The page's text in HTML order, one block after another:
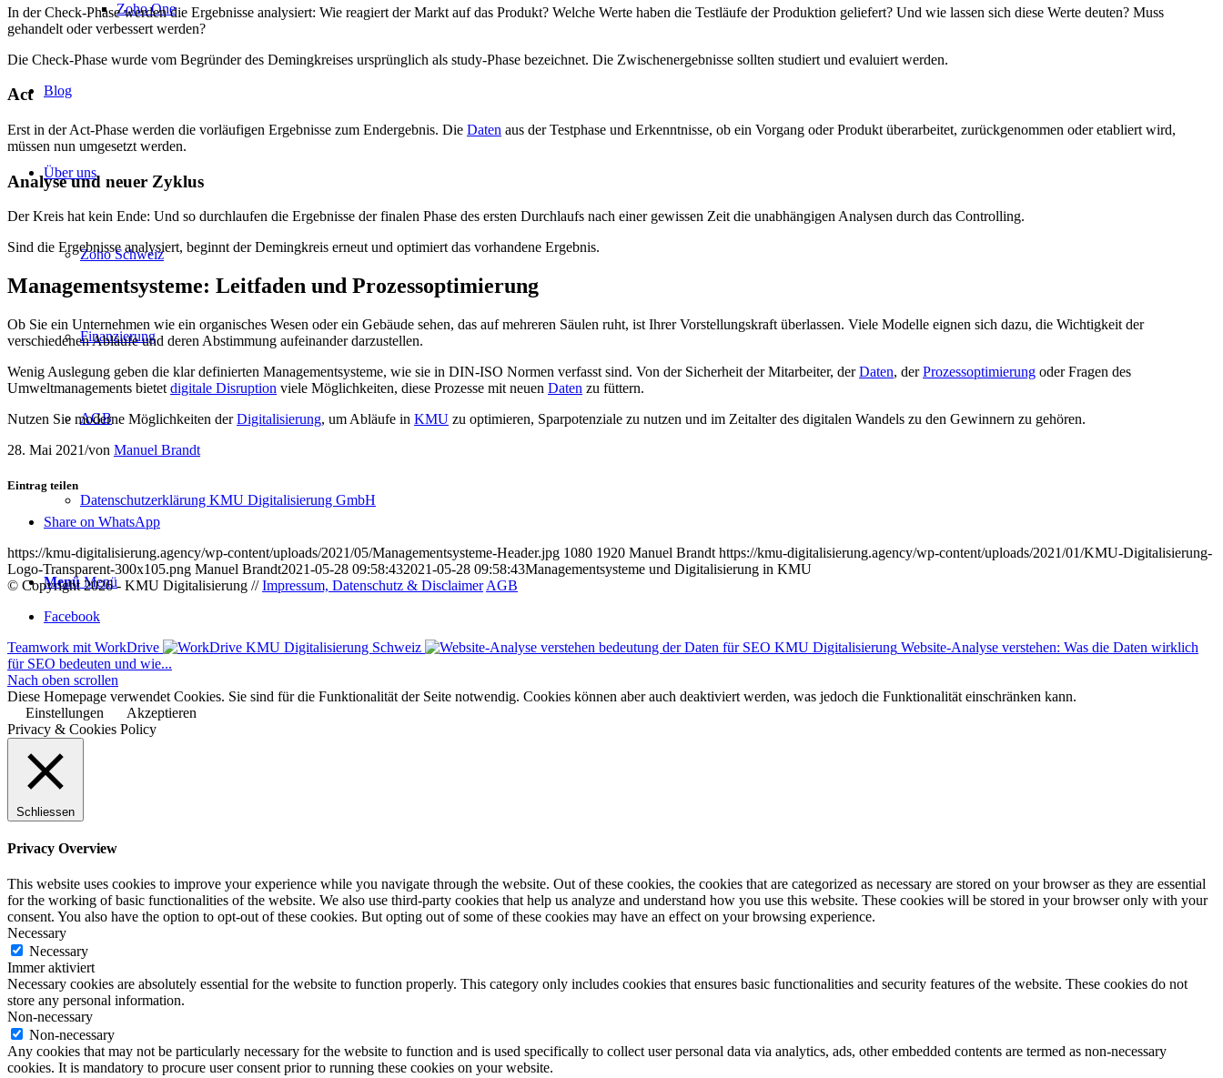
Zoho One
Blog
Über uns
Zoho Schweiz
Finanzierung
AGB
Datenschutzerklärung KMU Digitalisierung GmbH
Menü Menü
In der Check-Phase werden die Ergebnisse analysiert: Wie reagiert der Markt auf das Produkt? Welche Werte haben die Testläufe der Produktion geliefert? Und wie lassen sich diese Werte deuten? Muss
gehandelt oder verbessert werden?
Die Check-Phase wurde vom Begründer des Demingkreises ursprünglich als study-Phase bezeichnet. Die Zwischenergebnisse sollten studiert und evaluiert werden.
Act
Erst in der Act-Phase werden die vorläufigen Ergebnisse zum Endergebnis. Die Daten aus der Testphase und Erkenntnisse, ob ein Vorgang oder Produkt überarbeitet, zurückgenommen oder etabliert wird,
müssen nun umgesetzt werden.
Analyse und neuer Zyklus
Der Kreis hat kein Ende: Und so durchlaufen die Ergebnisse der finalen Phase des ersten Durchlaufs nach einer gewissen Zeit die unabhängigen Analysen durch das Controlling.
Sind die Ergebnisse analysiert, beginnt der Demingkreis erneut und optimiert das vorhandene Ergebnis.
Managementsysteme: Leitfaden und Prozessoptimierung
Ob Sie ein Unternehmen wie ein organisches Wesen oder ein Gebäude sehen, das auf mehreren Säulen ruht, ist Ihrer Vorstellungskraft überlassen. Viele Modelle eignen sich dazu, die Wichtigkeit der
verschiedenen Abläufe und deren Abstimmung aufeinander darzustellen.
Wenig Auslegung geben die klar definierten Managementsysteme, wie sie in DIN-ISO Normen verfasst sind. Von der Sicherheit der Mitarbeiter, derDaten, derProzessoptimierung oder Fragen des
Umweltmanagements bietet digitale Disruption viele Möglichkeiten, diese Prozesse mit neuen Daten zu füttern.
Nutzen Sie moderne Möglichkeiten derDigitalisierung, um Abläufe in KMU zu optimieren, Sparpotenziale zu nutzen und im Zeitalter des digitalen Wandels zu den Gewinnern zu gehören.
28. Mai 2021/von Manuel Brandt
Eintrag teilen
Share on WhatsApp
https://kmu-digitalisierung.agency/wp-content/uploads/2021/05/Managementsysteme-Header.jpg 1080 1920 Manuel Brandt https://kmu-digitalisierung.agency/wp-content/uploads/2021/01/KMU-Digitalisierung-
Logo-Transparent-300x105.png Manuel Brandt2021-05-28 09:58:432021-05-28 09:58:43Managementsysteme und Digitalisierung in KMU
© Copyright 2026 - KMU Digitalisierung //Impressum, Datenschutz & Disclaimer AGB
Facebook
Teamwork mit WorkDrive
Website-Analyse verstehen: Was die Daten wirklich
für SEO bedeuten und wie...
Nach oben scrollen
Diese Homepage verwendet Cookies. Sie sind für die Funktionalität der Seite notwendig. Cookies können aber auch deaktiviert werden, was jedoch die Funktionalität einschränken kann.
Einstellungen
Akzeptieren
Privacy & Cookies Policy
Schliessen
Privacy Overview
This website uses cookies to improve your experience while you navigate through the website. Out of these cookies, the cookies that are categorized as necessary are stored on your browser as they are essential
for the working of basic functionalities of the website. We also use third-party cookies that help us analyze and understand how you use this website. These cookies will be stored in your browser only with your
consent. You also have the option to opt-out of these cookies. But opting out of some of these cookies may have an effect on your browsing experience.
Necessary
Necessary
Immer aktiviert
Necessary cookies are absolutely essential for the website to function properly. This category only includes cookies that ensures basic functionalities and security features of the website. These cookies do not
store any personal information.
Non-necessary
Non-necessary
Any cookies that may not be particularly necessary for the website to function and is used specifically to collect user personal data via analytics, ads, other embedded contents are termed as non-necessary
cookies. It is mandatory to procure user consent prior to running these cookies on your website.